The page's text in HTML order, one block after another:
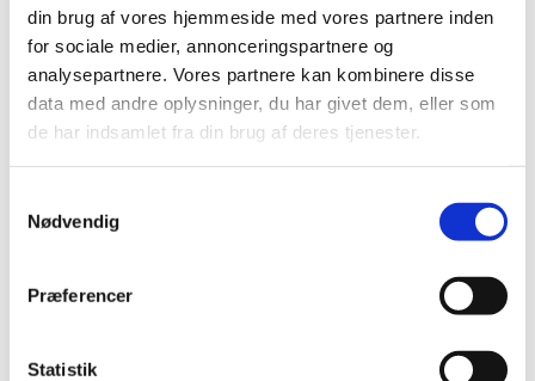
din brug af vores hjemmeside med vores partnere inden
for sociale medier, annonceringspartnere og
analysepartnere. Vores partnere kan kombinere disse
data med andre oplysninger, du har givet dem, eller som
de har indsamlet fra din brug af deres tjenester.
Nødvendig
Præferencer
Statistik